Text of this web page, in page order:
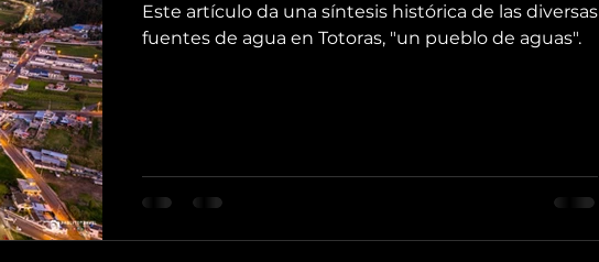
Este artículo da una síntesis histórica de las diversas
fuentes de agua en Totoras, "un pueblo de aguas".